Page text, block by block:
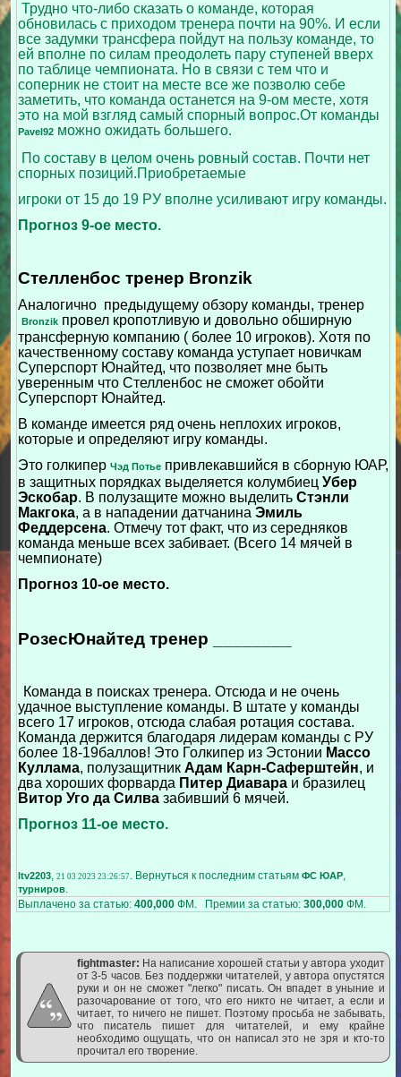
Трудно что-либо сказать о команде, которая
обновилась с приходом тренера почти на 90%. И если
все задумки трансфера пойдут на пользу команде, то
ей вполне по силам преодолеть пару ступеней вверх
по таблице чемпионата. Но в связи с тем что и
соперник не стоит на месте все же позволю себе
заметить, что команда останется на 9-ом месте, хотя
это на мой взгляд самый спорный вопрос.От команды
Pavel92можно ожидать большего.
По составу в целом очень ровный состав. Почти нет
спорных позиций.Приобретаемые
игроки от 15 до 19 РУ вполне усиливают игру команды.
Прогноз 9-ое место.
Стелленбос тренер Bronzik
Аналогично предыдущему обзору команды, тренер
Bronzikпровел кропотливую и довольно обширную
трансферную компанию ( более 10 игроков). Хотя по
качественному составу команда уступает новичкам
Суперспорт Юнайтед, что позволяет мне быть
уверенным что Стелленбос не сможет обойти
Суперспорт Юнайтед.
В команде имеется ряд очень неплохих игроков,
которые и определяют игру команды.
Это голкипер Чэд Потьепривлекавшийся в сборную ЮАР,
в защитных порядках выделяется колумбиец Убер
Эскобар. В полузащите можно выделить Стэнли
Макгока, а в нападении датчанина Эмиль
Феддерсена. Отмечу тот факт, что из середняков
команда меньше всех забивает. (Всего 14 мячей в
чемпионате)
Прогноз 10-ое место.
РозесЮнайтед тренер ________
Команда в поисках тренера. Отсюда и не очень
удачное выступление команды. В штате у команды
всего 17 игроков, отсюда слабая ротация состава.
Команда держится благодаря лидерам команды с РУ
более 18-19баллов! Это Голкипер из Эстонии Массо
Куллама, полузащитник Адам Карн-Саферштейн, и
два хороших форварда Питер Диавараи бразилец
Витор Уго да Силвазабивший 6 мячей.
Прогноз 11-ое место.
ltv2203, 21 03 2023 23:26:57. Вернуться к последним статьям ФС ЮАР,
турниров.
Выплачено за статью: 400,000ФМ. Премии за статью: 300,000ФМ.
fightmaster: На написание хорошей статьи у автора уходит
от 3-5 часов. Без поддержки читателей, у автора опустятся
руки и он не сможет "легко" писать. Он впадет в уныние и
разочарование от того, что его никто не читает, а если и
читает, то ничего не пишет. Поэтому просьба не забывать,
что писатель пишет для читателей, и ему крайне
необходимо ощущать, что он написал это не зря и кто-то
прочитал его творение.